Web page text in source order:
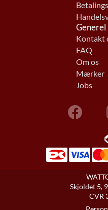
Kontakt
FAQ
Om os
Mærker
Jobs
Skjoldet 5,
CVR